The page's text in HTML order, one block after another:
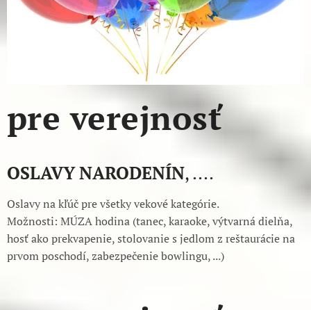
pre verejnosť
OSLAVYNARODENÍN, ....
Oslavy na kľúč pre všetky vekové kategórie.
Možnosti: MÚZA hodina (tanec, karaoke, výtvarná dielňa,
hosť ako prekvapenie, stolovanie s jedlom z reštaurácie na
prvom poschodí, zabezpečenie bowlingu, ...)